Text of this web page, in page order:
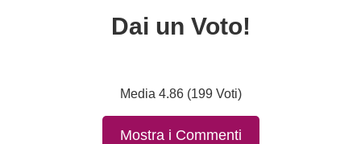
Dai un Voto!
Media 4.86 (199 Voti)
Mostra i Commenti